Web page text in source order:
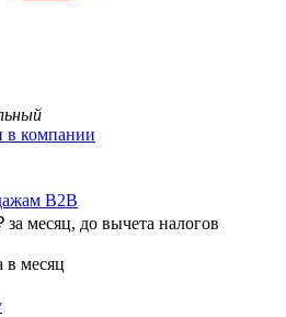
в компании
B2B
за месяц, до вычета налогов
в месяц